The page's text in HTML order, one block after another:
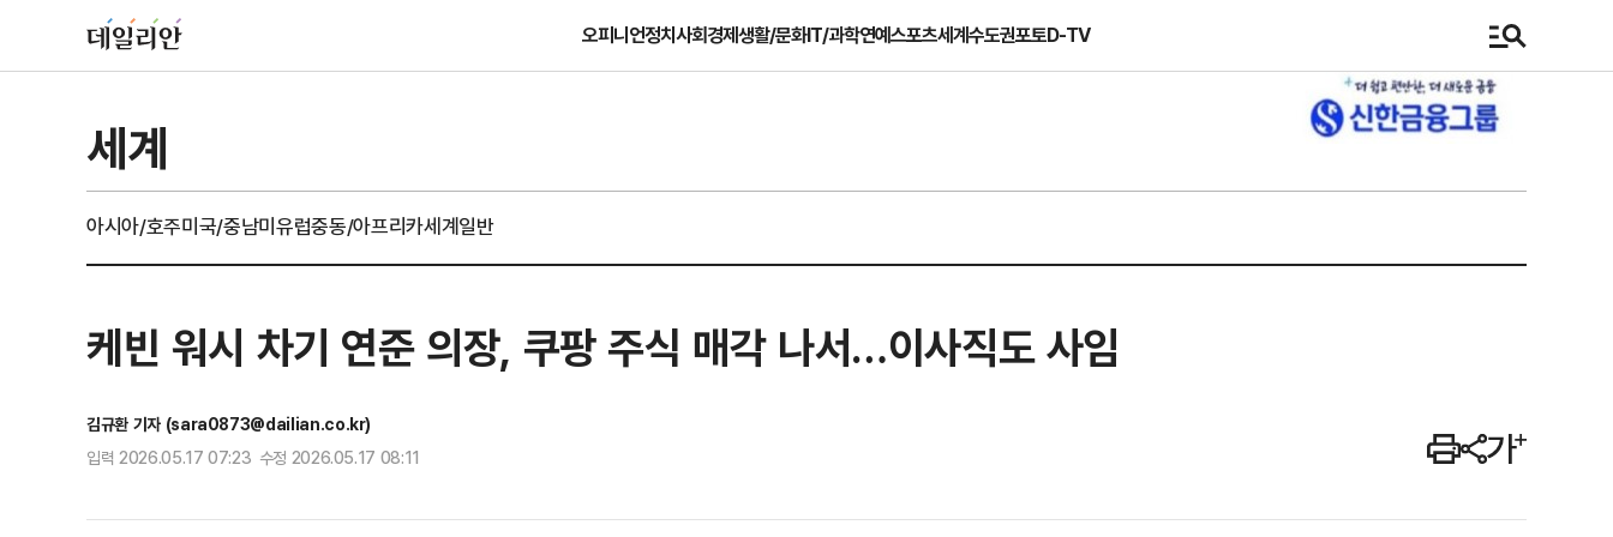
오피니언정치사회경제생활/문화IT/과학연예스포츠세계수도권포토D-TV
세계
아시아/호주미국/중남미유럽중동/아프리카세계일반
케빈 워시 차기 연준 의장, 쿠팡 주식 매각 나서…이사직도 사임
김규환 기자 (sara0873@dailian.co.kr)
입력 2026.05.17 07:23 수정 2026.05.17 08:11